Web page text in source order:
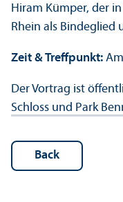
Hiram Kümper, der
Rhein als Bindeglied
Zeit & Treffpunkt:
Der Vortrag ist
Schloss und Park
Back